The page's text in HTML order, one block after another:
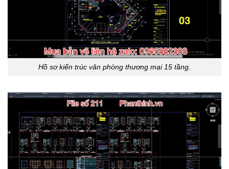
Hồ sơ kiến trúc văn phòng thương mại 15 tầng.